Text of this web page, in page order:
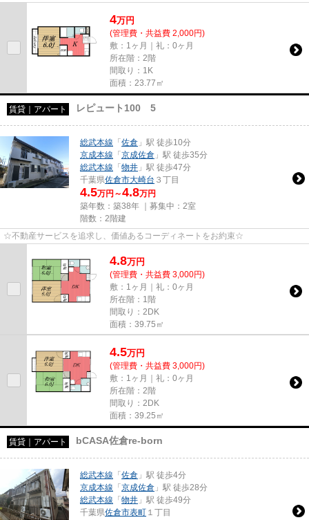
4万円
(管理費・共益費 2,000円)
敷：1ヶ月｜礼：0ヶ月
所在階：2階
間取り：1K
面積：23.77㎡
賃貸｜アパート レピュート100 5
総武本線 「佐倉 」駅 徒歩10分
京成本線 「京成佐倉 」駅 徒歩35分
総武本線 「物井 」駅 徒歩47分
千葉県佐倉市大崎台 ３丁目
4.5万円～4.8万円
築年数：築38年 ｜募集中： 2室
階数：2階建
☆不動産サービスを追求し、価値あるコーディネートをお約束☆
4.8万円
(管理費・共益費 3,000円)
敷：1ヶ月｜礼：0ヶ月
所在階：1階
間取り：2DK
面積：39.75㎡
4.5万円
(管理費・共益費 3,000円)
敷：1ヶ月｜礼：0ヶ月
所在階：2階
間取り：2DK
面積：39.25㎡
賃貸｜アパート bCASA佐倉re-born
総武本線 「佐倉 」駅 徒歩4分
京成本線 「京成佐倉 」駅 徒歩28分
総武本線 「物井 」駅 徒歩49分
千葉県佐倉市表町 １丁目